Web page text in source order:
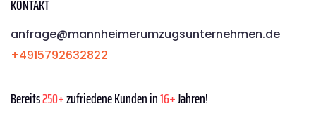
KONTAKT
anfrage@mannheimerumzugsunternehmen.de
+4915792632822
Bereits250+zufriedene Kunden in16+Jahren!